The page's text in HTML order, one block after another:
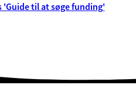
'Guide til at søge funding'